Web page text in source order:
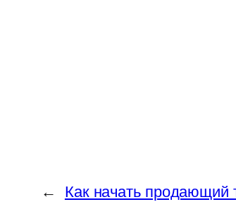
← Как начать продающий